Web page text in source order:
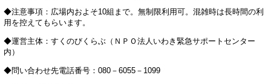
◆注意事項：広場内およそ10組まで。無制限利用可。混雑時は長時間の利
用を控えてもらいます。
◆運営主体：すくのびくらぶ（ＮＰＯ法人いわき緊急サポートセンター
内）
◆問い合わせ先電話番号：080－6055－1099